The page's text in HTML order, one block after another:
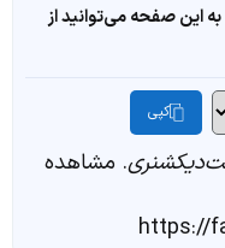
این صفحه می‌توانید از
کپی
. مشاهده
https://